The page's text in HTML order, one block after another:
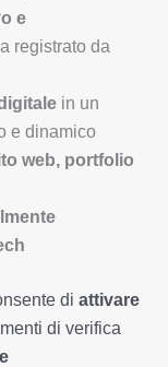
e
registrato da
in un
e dinamico
web, portfolio
di attivare
di verifica